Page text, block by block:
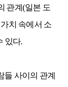
관계(일본 도
치 속에서 소
있다.
들 사이의 관계